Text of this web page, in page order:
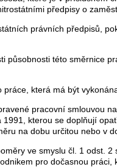
předpisy o
právních předpisů,
působnosti této směrnice
která má být
pracovní smlouvou
1991, kterou se doplňují
na dobu určitou nebo v
ve smyslu čl. 1 odst.
pro dočasnou práci,